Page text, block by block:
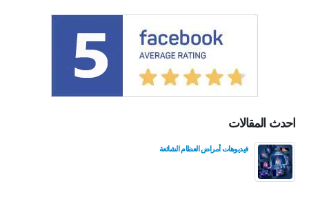
احدث المقالات
فيديوهات أمراض العظام الشائعة